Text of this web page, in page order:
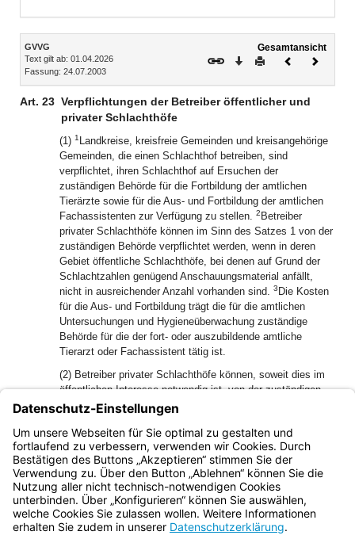
Inhalt
GVVG
Text gilt ab: 01.04.2026
Fassung: 24.07.2003
Gesamtansicht
Download
DruckenVorheriges
Art. 23 Verpflichtungen der Betreiber öffentlicher und
privater Schlachthöfe
(1) 1 Landkreise, kreisfreie Gemeinden und kreisangehörige
Gemeinden, die einen Schlachthof betreiben, sind
verpflichtet, ihren Schlachthof auf Ersuchen der
zuständigen Behörde für die Fortbildung der amtlichen
Tierärzte sowie für die Aus- und Fortbildung der amtlichen
Fachassistenten zur Verfügung zu stellen. 2 Betreiber
privater Schlachthöfe können im Sinn des Satzes 1 von der
zuständigen Behörde verpflichtet werden, wenn in deren
Gebiet öffentliche Schlachthöfe, bei denen auf Grund der
Schlachtzahlen genügend Anschauungsmaterial anfällt,
nicht in ausreichender Anzahl vorhanden sind. 3 Die Kosten
für die Aus- und Fortbildung trägt die für die amtlichen
Untersuchungen und Hygieneüberwachung zuständige
Behörde für die der fort- oder auszubildende amtliche
Tierarzt oder Fachassistent tätig ist.
(2) Betreiber privater Schlachthöfe können, soweit dies im
öffentlichen Interesse notwendig ist, von der zuständigen
Behörde verpflichtet werden, in ihren Schlachthöfen
Schlachtungen durchzuführen und für andere durchführen
zu lassen, wenn ein öffentlicher Schlachthof nicht in
angemessener Entfernung zur Verfügung steht.
Bayern.de
BayernPortal